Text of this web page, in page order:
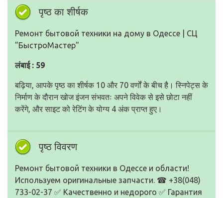
पृष्ठ का शीर्षक
Ремонт бытовой техники на дому в Одессе | СЦ
"БыстроМастер"
लंबाई : 59
बढ़िया, आपके पृष्ठ का शीर्षक 10 और 70 वर्णों के बीच है। स्निपेट्स के
निर्माण के दौरान खोज इंजन संभवतः अपने विवेक से इसे छोटा नहीं
करेंगे, और साइट को रेटिंग के योग्य 4 अंक प्राप्त हुए।
पृष्ठ विवरण
Ремонт бытовой техники в Одессе и области!
Используем оригинальные запчасти. ☎ +38(048)
733-02-37 ✅ Качественно и недорого ✅ Гарантия